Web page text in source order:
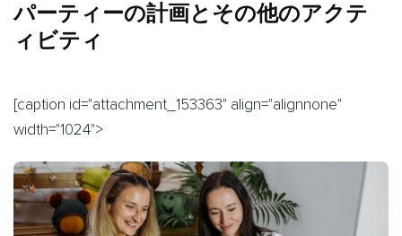
パーティーの計画とその他のアクテ
ィビティ
[caption id="attachment_153363" align="alignnone"
width="1024">